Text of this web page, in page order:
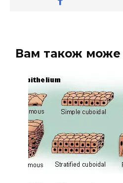
Вам також може